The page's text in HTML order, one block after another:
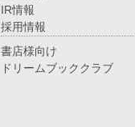
IR情報
採用情報
書店様向け
ドリームブッククラブ